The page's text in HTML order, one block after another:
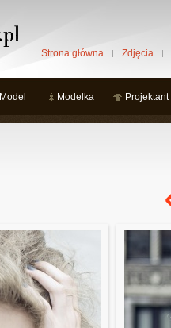
Strona główna Zdjęcia
Model Modelka Projektant